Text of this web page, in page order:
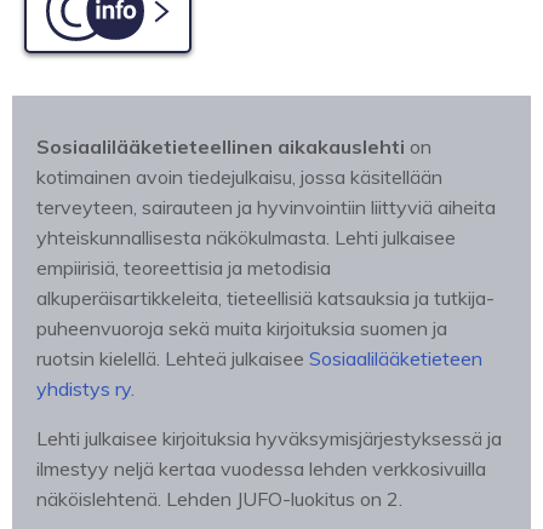
C-info
Sosiaalilääketieteellinen aikakauslehti on
kotimainen avoin tiedejulkaisu, jossa käsitellään
terveyteen, sairauteen ja hyvinvointiin liittyviä aiheita
yhteiskunnallisesta näkökulmasta. Lehti julkaisee
empiirisiä, teoreettisia ja metodisia
alkuperäisartikkeleita, tieteellisiä katsauksia ja tutkija-
puheenvuoroja sekä muita kirjoituksia suomen ja
ruotsin kielellä. Lehteä julkaisee Sosiaalilääketieteen
yhdistys ry.
Lehti julkaisee kirjoituksia hyväksymisjärjestyksessä ja
ilmestyy neljä kertaa vuodessa lehden verkkosivuilla
näköislehtenä. Lehden JUFO-luokitus on 2.